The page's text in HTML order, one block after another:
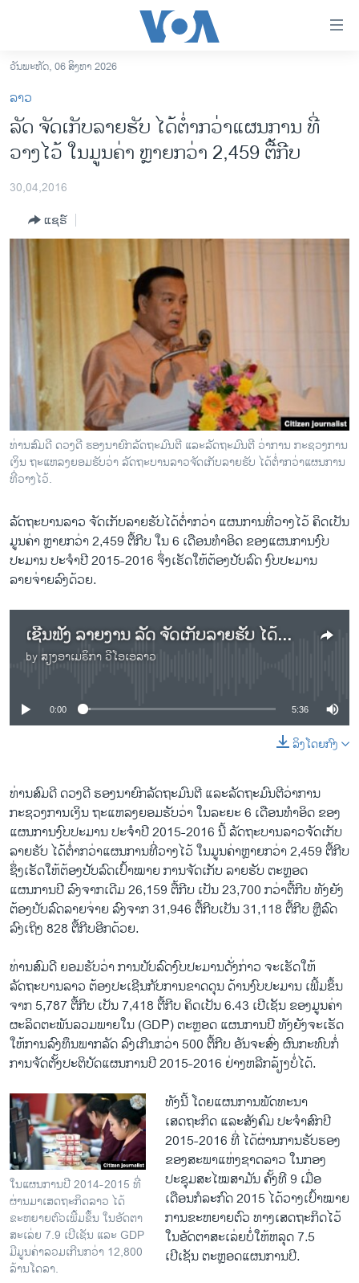
ເຂົ້າ
ຫາ
ຂ້າມ
ຂ້າມ
ຂ້າມ
ຫາ
ລາວ
ອາເມຣິກາ
ການເລືອກຕັ້ງ ປະທານາທີບໍດີ ສະຫະລັດ 2024
ຂ່າວ​ຈີນ
ໂລກ
ເອເຊຍ
ອິດສະຫຼະພາບດ້ານການຂ່າວ
ຊີວິດຊາວລາວ
ຊຸມຊົນຊາວລາວ
ວິທະຍາສາດ-ເທັກໂນໂລຈີ
ທຸລະກິດ
ພາສາອັງກິດ
ວີດີໂອ
ສຽງ
ລາຍການກະຈາຍສຽງ
ລາຍງານ
ຕິດຕາມພວກເຮົາ ທີ່
ພາສາຕ່າງໆ
ວັນພະຫັດ, 06 ສິງຫາ 2026
ລາວ
ລັດ ຈັດເກັບລາຍຮັບ ໄດ້ຕ່ຳກວ່າແຜນການ ທີ່
ວາງໄວ້ ໃນມູນຄ່າ ຫຼາຍກວ່າ 2,459 ຕື້ກີບ
30,04,2016
ແຊຣ໌
ທ່ານສົມດີ ດວງດີ ຮອງນາຍົກລັດຖະມົນຕີ ແລະລັດຖະມົນຕີ ວ່າການ ກະຊວງການ
ເງິນ ຖະແຫລງຍອມຮັບວ່າ ລັດຖະບານລາວຈັດເກັບລາຍຮັບ ໄດ້ຕ່ຳກວ່າແຜນການ
ທີ່ວາງໄວ້.
ລັດຖະບານລາວ ຈັດເກັບລາຍຮັບໄດ້ຕ່ຳກວ່າ ແຜນການທີ່ວາງໄວ້ ຄິດເປັນ
ມູນຄ່າ ຫຼາຍກວ່າ 2,459 ຕື້ກີບ ໃນ 6 ເດືອນທຳອິດ ຂອງແຜນການງົບ
ປະມານ ປະຈຳປີ 2015-2016 ຈຶ່ງເຮັດໃຫ້ຕ້ອງປັບລົດ ງົບປະມານ
ລາຍຈ່າຍລົງດ້ວຍ.
ເຊີນຟັງ ລາຍງານ ລັດ ຈັດເກັບລາຍຮັບ ໄດ້ຕ່ຳກວ່າແຜນການ ທີ່ວາງໄວ້ ໃນມູນຄ່າ ຫຼາຍກວ່າ 2,459 ຕື້ກີບ
by ສຽງອາເມຣິກາ ວີໂອເອລາວ
No media source currently available
0:00 5:36
ລິງໂດຍກົງ
ທ່ານສົມດີ ດວງດີ ຮອງນາຍົກລັດຖະມົນຕີ ແລະລັດຖະມົນຕີວ່າການ
ກະຊວງການເງິນ ຖະແຫລງຍອມຮັບວ່າ ໃນລະຍະ 6 ເດືອນທຳອິດ ຂອງ
ແຜນການງົບປະມານ ປະຈຳປີ 2015-2016 ນີ້ ລັດຖະບານລາວຈັດເກັບ
ລາຍຮັບ ໄດ້ຕ່ຳກວ່າແຜນການທີ່ວາງໄວ້ ໃນມູນຄ່າຫຼາຍກວ່າ 2,459 ຕື້ກີບ
ຊຶ່ງເຮັດໃຫ້ຕ້ອງປັບລົດເປົ້າໝາຍ ການຈັດເກັບ ລາຍຮັບ ຕະຫຼອດ
ແຜນການປີ ລົງຈາກເດີມ 26,159 ຕື້ກີບ ເປັນ 23,700 ກວ່າຕື້ກີບ ທັງຍັງ
ຕ້ອງປັບລົດລາຍຈ່າຍ ລົງຈາກ 31,946 ຕື້ກີບເປັນ 31,118 ຕື້ກີບ ຫຼືລົດ
ລົງເຖິງ 828 ຕື້ກີບອີກດ້ວຍ.
ທ່ານສົມດີ ຍອມຮັບວ່າ ການປັບລົດງົບປະມານດັ່ງກ່າວ ຈະເຮັດໃຫ້
ລັດຖະບານລາວ ຕ້ອງປະເຊີນກັບການຂາດດຸນ ດ້ານງົບປະມານ ເພີ້ມຂຶ້ນ
ຈາກ 5,787 ຕື້ກີບ ເປັນ 7,418 ຕື້ກີບ ຄິດເປັນ 6.43 ເປີເຊັນ ຂອງມູນຄ່າ
ຜະລິດຕະພັນລວມພາຍໃນ (GDP) ຕະຫຼອດ ແຜນການປີ ທັງຍັງຈະເຮັດ
ໃຫ້ການລົງທຶນພາກລັດ ລົງເກີນກວ່າ 500 ຕື້ກີບ ອັນຈະສົ່ງ ຜົນກະທົບກໍ່
ການຈັດຕັ້ງປະຕິບັດແຜນການປີ 2015-2016 ຢ່າງຫລີກລ້ຽງບໍ່ໄດ້.
ໃນແຜນການປີ 2014-2015 ທີ່
ຜ່ານມາເສດຖະກິດລາວ ໄດ້
ຂະຫຍາຍຕົວເພີ້ມຂຶ້ນ ໃນອັດຕາ
ສະເລ່ຍ 7.9 ເປີເຊັນ ແລະ GDP
ມີມູນຄ່າລວມເກີນກວ່າ 12,800
ລ້ານໂດລາ.
ທັງນີ້ ໂດຍແຜນການພັດທະນາ
ເສດຖະກິດ ແລະສັງຄົມ ປະຈຳສົກປີ
2015-2016 ທີ່ ໄດ້ຜ່ານການຮັບຮອງ
ຂອງສະພາແຫ່ງຊາດລາວ ໃນກອງ
ປະຊຸມສະໄໝສາມັນ ຄັ້ງທີ 9 ເມື່ອ
ເດືອນກໍລະກົດ 2015 ໄດ້ວາງເປົ້າໝາຍ
ການຂະຫຍາຍຕົວ ທາງເສດຖະກິດໄວ້
ໃນອັດຕາສະເລ່ຍບໍ່ໃຫ້ຫລຸດ 7.5
ເປີເຊັນ ຕະຫຼອດແຜນການປີ.